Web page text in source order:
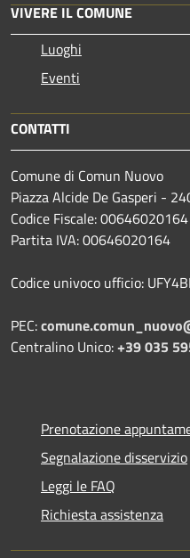
VIVERE IL COMUNE
Luoghi
Eventi
CONTATTI
Comune di Comun Nuovo
Piazza Alcide De Gasperi -
Codice Fiscale: 00646020164
Partita IVA: 00646020164
Codice univoco ufficio:
PEC:
Centralino Unico:+39 035
Prenotazione
Segnalazione disservizio
Leggi le FAQ
Richiesta assistenza